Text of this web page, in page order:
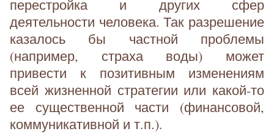
перестройка и других сфер
деятельности человека. Так разрешение
казалось бы частной проблемы
(например, страха воды) может
привести к позитивным изменениям
всей жизненной стратегии или какой-то
ее существенной части (финансовой,
коммуникативной и т.п.).